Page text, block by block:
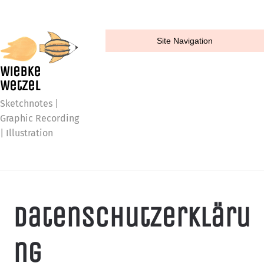
Wiebke
Wetzel
Sketchnotes |
Graphic Recording
| Illustration
Site Navigation
Datenschutzerkläru
ng